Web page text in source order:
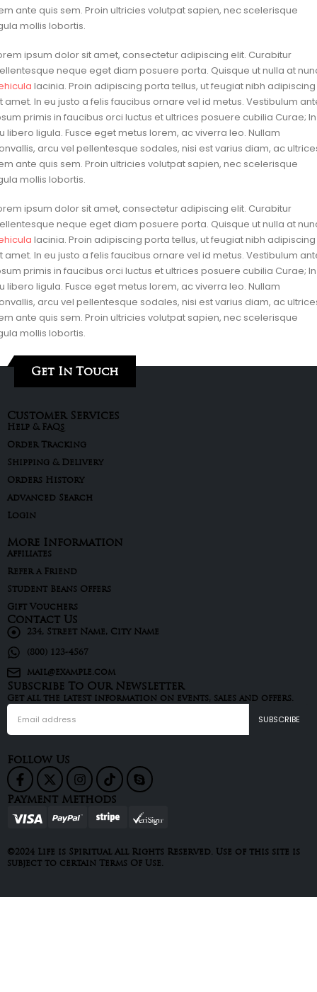
ante quis sem. Proin ultricies volutpat sapien, nec scelerisque
mollis lobortis.
ipsum dolor sit amet, consectetur adipiscing elit. Curabitur
neque eget diam posuere porta. Quisque ut nulla at
lacinia. Proin adipiscing porta tellus, ut feugiat nibh adipiscing
amet. In eu justo a felis faucibus ornare vel id metus. Vestibulum
primis in faucibus orci luctus et ultrices posuere cubilia Curae; In
libero ligula. Fusce eget metus lorem, ac viverra leo. Nullam
arcu vel pellentesque sodales, nisi est varius diam, ac
ante quis sem. Proin ultricies volutpat sapien, nec scelerisque
mollis lobortis.
ipsum dolor sit amet, consectetur adipiscing elit. Curabitur
neque eget diam posuere porta. Quisque ut nulla at
lacinia. Proin adipiscing porta tellus, ut feugiat nibh adipiscing
amet. In eu justo a felis faucibus ornare vel id metus. Vestibulum
primis in faucibus orci luctus et ultrices posuere cubilia Curae; In
libero ligula. Fusce eget metus lorem, ac viverra leo. Nullam
arcu vel pellentesque sodales, nisi est varius diam, ac
ante quis sem. Proin ultricies volutpat sapien, nec scelerisque
mollis lobortis.
Get In Touch
Customer Services
Help & FAQs
Order Tracking
Shipping & Delivery
Orders History
Advanced Search
Login
More Information
Affiliates
Refer a Friend
Student Beans Offers
Gift Vouchers
Contact Us
234, Street Name, City Name
(800) 123-4567
mail@example.com
Subscribe To Our Newsletter
Get all the latest information on events, sales and offers.
Follow Us
Payment Methods
©2024 Life is Spiritual All Rights Reserved. Use of this site is
subject to certain Terms Of Use.